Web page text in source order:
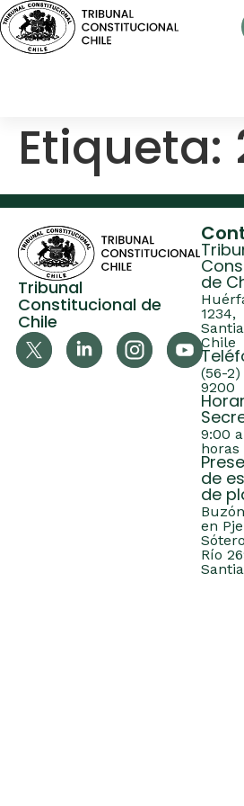
contenido
Etiqueta:
Tribunal
Constitucional de
Chile
de
1234,
Chile
(56-2)
9200
9:00
horas
de
de
en
Río